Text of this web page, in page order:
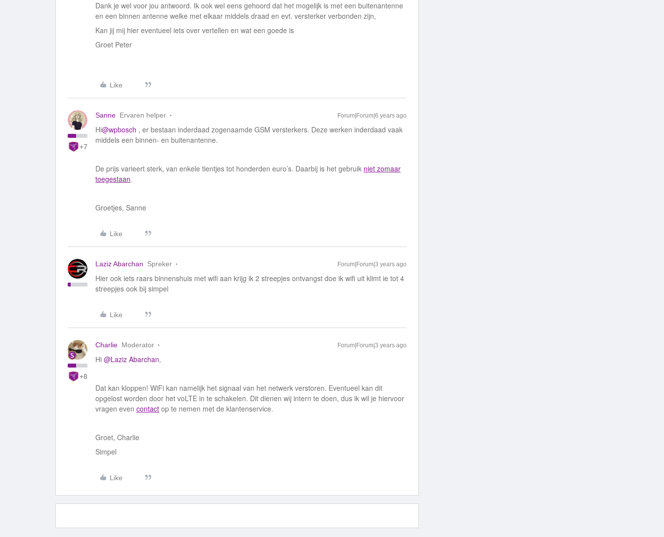
Dank je wel voor jou antwoord. Ik ook wel eens gehoord dat het mogelijk is met een buitenantenne
en een binnen antenne welke met elkaar middels draad en evt. versterker verbonden zijn,
Kan jij mij hier eventueel iets over vertellen en wat een goede is
Groet Peter
Like
+7
Sanne Ervaren helper Forum|Forum|6 years ago
Hi@wpbosch , er bestaan inderdaad zogenaamde GSM versterkers. Deze werken inderdaad vaak
middels een binnen- en buitenantenne.
De prijs varieert sterk, van enkele tientjes tot honderden euro’s. Daarbij is het gebruik niet zomaar
toegestaan.
Groetjes, Sanne
Like
Laziz Abarchan Spreker Forum|Forum|3 years ago
Hier ook iets raars binnenshuis met wifi aan krijg ik 2 streepjes ontvangst doe ik wifi uit klimt ie tot 4
streepjes ook bij simpel
Like
+8
Charlie Moderator Forum|Forum|3 years ago
Hi @Laziz Abarchan,
Dat kan kloppen! WiFi kan namelijk het signaal van het netwerk verstoren. Eventueel kan dit
opgelost worden door het voLTE in te schakelen. Dit dienen wij intern te doen, dus ik wil je hiervoor
vragen even contact op te nemen met de klantenservice.
Groet, Charlie
Simpel
Like